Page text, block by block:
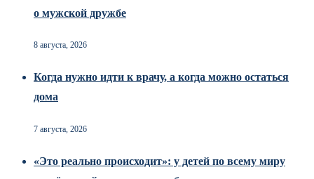
о мужской дружбе
8 августа, 2026
Когда нужно идти к врачу, а когда можно остаться
дома
7 августа, 2026
«Это реально происходит»: у детей по всему миру